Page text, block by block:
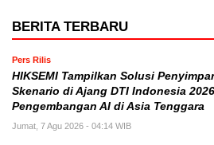
BERITA TERBARU
Pers Rilis
HIKSEMI Tampilkan Solusi
Skenario di Ajang DTI Indonesia
Pengembangan AI di Asia Tenggara
Jumat, 7 Agu 2026 - 04:14 WIB